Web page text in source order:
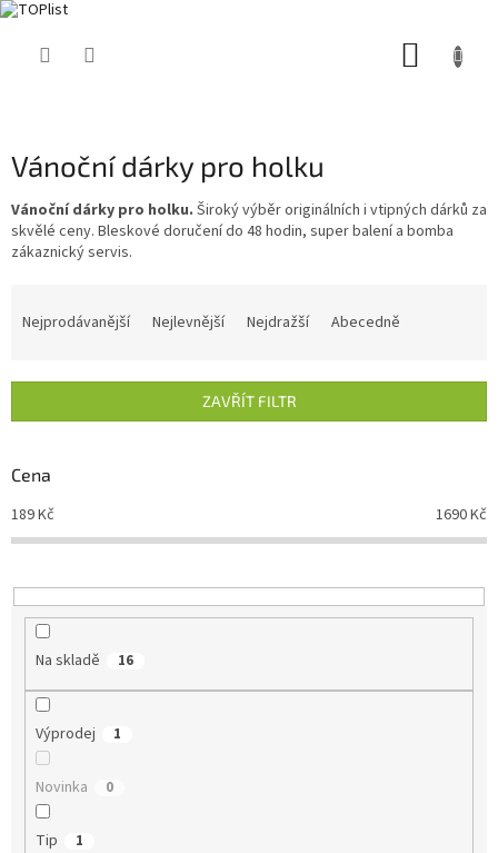
Vánoční dárky pro holku
Vánoční dárky pro holku. Široký výběr originálních i vtipných dárků za
skvělé ceny. Bleskové doručení do 48 hodin, super balení a bomba
zákaznický servis.
í
r
o
d
u
t
ů
Nejprodávanější Nejlevnější Nejdražší Abecedně
ZAVŘÍT FILTR
Cena
189Kč 1690Kč
Na skladě 16
Výprodej 1
Novinka 0
Tip 1